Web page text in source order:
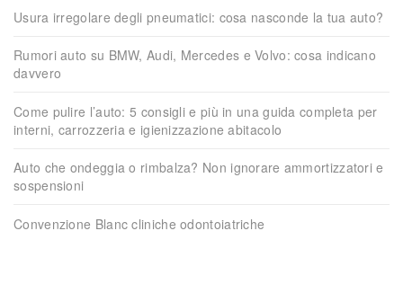
Usura irregolare degli pneumatici: cosa nasconde la tua auto?
Rumori auto su BMW, Audi, Mercedes e Volvo: cosa indicano
davvero
Come pulire l’auto: 5 consigli e più in una guida completa per
interni, carrozzeria e igienizzazione abitacolo
Auto che ondeggia o rimbalza? Non ignorare ammortizzatori e
sospensioni
Convenzione Blanc cliniche odontoiatriche